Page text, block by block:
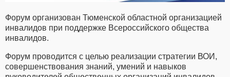
Форум организован Тюменской областной организацией
инвалидов при поддержке Всероссийского общества
инвалидов.
Форум проводится с целью реализации стратегии ВОИ,
совершенствования знаний, умений и навыков